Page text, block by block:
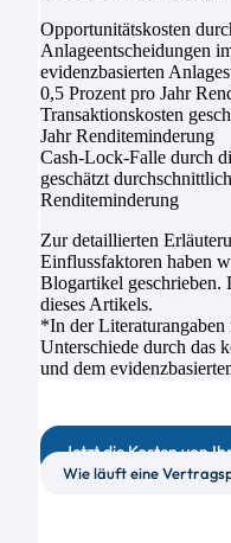
Opportunitätskosten
Anlageentscheidungen
evidenzbasierten
0,5 Prozent pro Jahr
Transaktionskosten
Jahr Renditeminderung
Cash-Lock-Falle durch
geschätzt
Renditeminderung
Zur detaillierten
Einflussfaktoren haben
Blogartikel geschrieben.
dieses Artikels.
*In der
Unterschiede durch das
und dem
Jetzt die Kosten von
Wie läuft eine